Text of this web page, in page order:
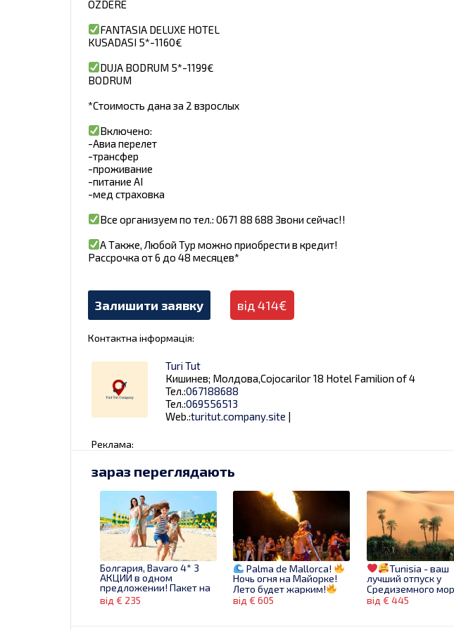
OZDERE
FANTASIA DELUXE HOTEL
KUSADASI 5*-1160€
DUJA BODRUM 5*-1199€
BODRUM
*Стоимость дана за 2 взрослых
Включено:
-Авиа перелет
-трансфер
-проживание
-питание AI
-мед страховка
Все организуем по тел.: 0671 88 688 Звони сейчас!!
А Также, Любой Тур можно приобрести в кредит!
Рассрочка от 6 до 48 месяцев*
Залишити заявку від 414€
Контактна інформація:
Turi Tut
Кишинев; Молдова,Cojocarilor 18 Hotel Familion of 4
Тел.:067188688
Тел.:069556513
Web.:turitut.company.site |
Реклама:
зараз переглядають
Болгария, Bavaro 4* 3
АКЦИИ в одном
предложении! Пакет на
26.05, 235 евро/чел!
від € 235
Palma de Mallorca!
Ночь огня на Майорке!
Лето будет жарким!
від € 605
Tunisia - ваш
лучший отпуск у
Средиземного
від € 445